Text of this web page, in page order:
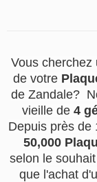
Vous cherchez
de votre
de Zandale?
vieille de 4
Depuis près de
50,000
selon le
que l'achat